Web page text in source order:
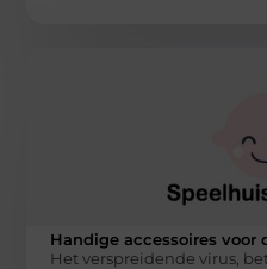
Handige accessoires voor
Het verspreidende virus,